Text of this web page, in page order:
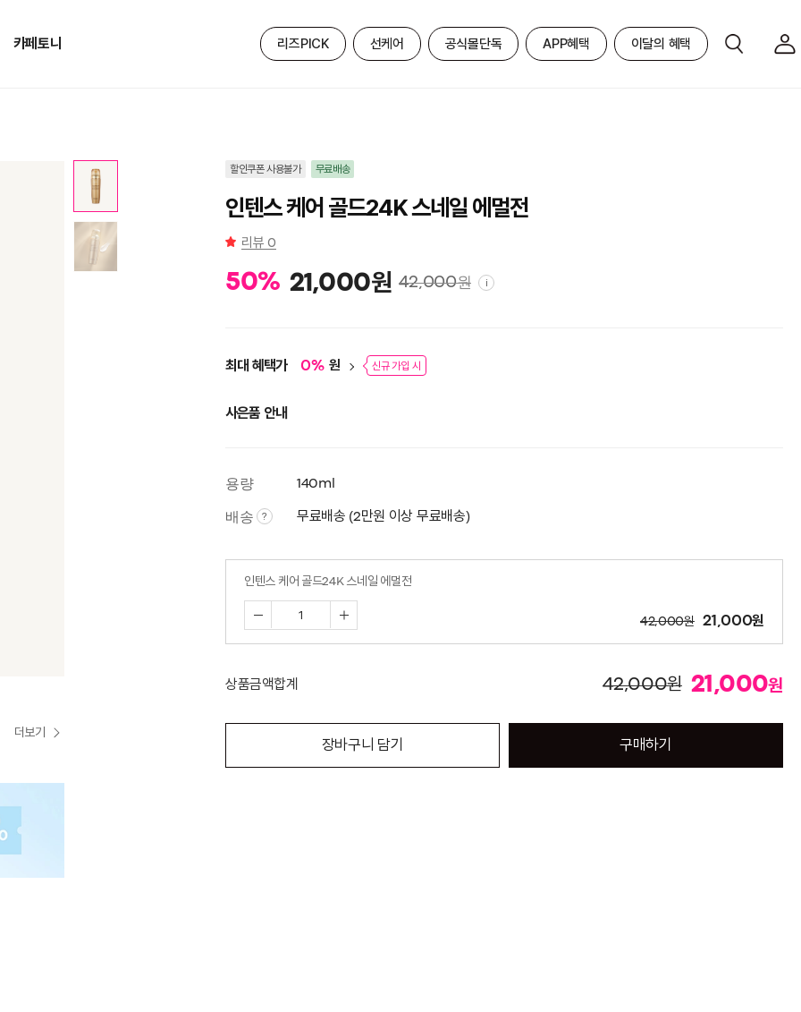
카페토니 리즈PICK 선케어 공식몰단독 APP혜택 이달의 혜택
더보기
할인쿠폰 사용불가 무료배송
인텐스 케어 골드24K 스네일 에멀전
리뷰 0
50% 21,000원 42,000원 i
최대 혜택가 0% 원 신규 가입 시
사은품 안내
용량 140ml
배송 ? 무료배송 (2만원 이상 무료배송)
인텐스 케어 골드24K 스네일 에멀전
42,000원 21,000원
상품금액합계 42,000원 21,000원
장바구니 담기 구매하기